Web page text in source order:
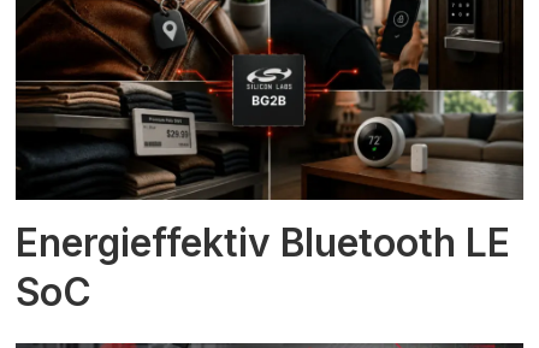
Energieffektiv Bluetooth LE
SoC